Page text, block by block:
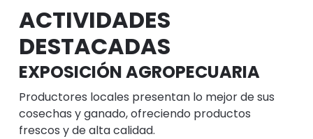
ACTIVIDADES
DESTACADAS
EXPOSICIÓN AGROPECUARIA
Productores locales presentan lo mejor de sus
cosechas y ganado, ofreciendo productos
frescos y de alta calidad.